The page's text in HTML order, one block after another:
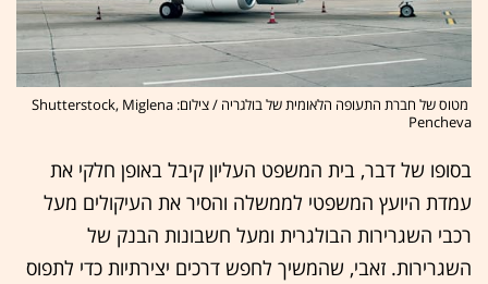
מטוס של חברת התעופה הלאומית של בולגריה / צילום: Shutterstock, Miglena
Pencheva
בסופו של דבר, בית המשפט העליון קיבל באופן חלקי את
עמדת היועץ המשפטי לממשלה והסיר את העיקולים מעל
רכבי השגרירות הבולגרית ומעל חשבונות הבנק של
השגרירות. זאבי, שהמשיך לחפש דרכים יצירתיות כדי לתפוס